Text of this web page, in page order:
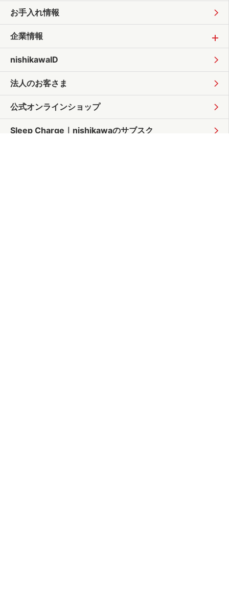
お手入れ情報
企業情報
nishikawaID
法人のお客さま
公式オンラインショップ
Sleep Charge｜ nishikawaのサブスク